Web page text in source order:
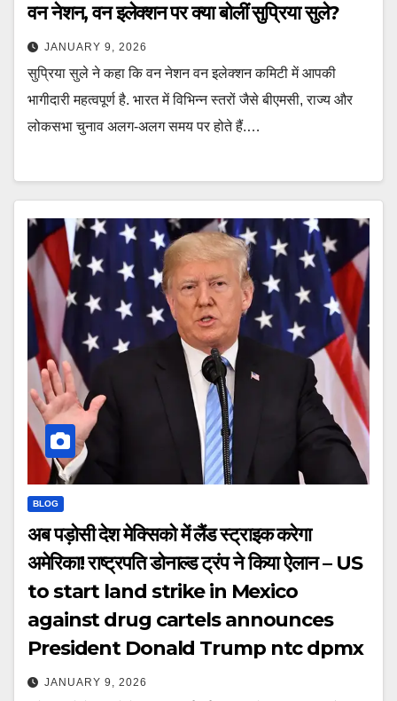
वन नेशन, वन इलेक्शन पर क्या बोलीं सुप्रिया सुले?
JANUARY 9, 2026
सुप्रिया सुले ने कहा कि वन नेशन वन इलेक्शन कमिटी में आपकी
भागीदारी महत्वपूर्ण है. भारत में विभिन्न स्तरों जैसे बीएमसी, राज्य और
लोकसभा चुनाव अलग-अलग समय पर होते हैं.…
BLOG
अब पड़ोसी देश मेक्सिको में लैंड स्ट्राइक करेगा
अमेरिका! राष्ट्रपति डोनाल्ड ट्रंप ने किया ऐलान – US
to start land strike in Mexico
against drug cartels announces
President Donald Trump ntc dpmx
JANUARY 9, 2026